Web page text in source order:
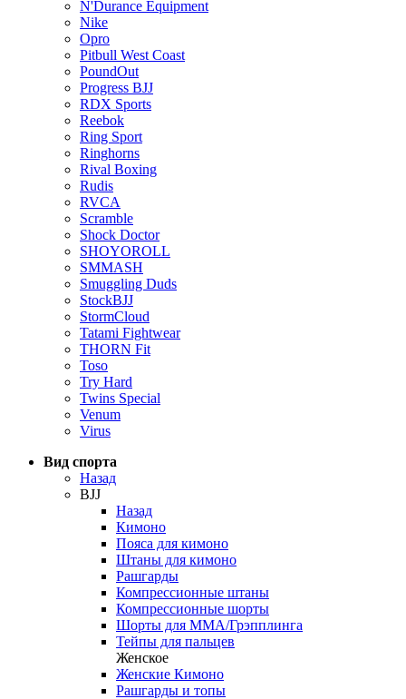
N'Durance Equipment
Nike
Opro
Pitbull West Coast
PoundOut
Progress BJJ
RDX Sports
Reebok
Ring Sport
Ringhorns
Rival Boxing
Rudis
RVCA
Scramble
Shock Doctor
SHOYOROLL
SMMASH
Smuggling Duds
StockBJJ
StormCloud
Tatami Fightwear
THORN Fit
Toso
Try Hard
Twins Special
Venum
Virus
Вид спорта
Назад
BJJ
Назад
Кимоно
Пояса для кимоно
Штаны для кимоно
Рашгарды
Компрессионные штаны
Компрессионные шорты
Шорты для ММА/Грэпплинга
Тейпы для пальцев
Женское
Женские Кимоно
Рашгарды и топы